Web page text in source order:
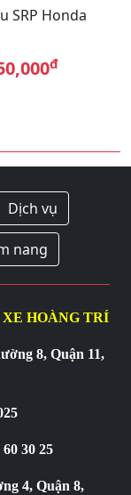
SRP Honda
đ
Dịch vụ
nang
HOÀNG TRÍ
8, Quận 11,
30 25
4, Quận 8,